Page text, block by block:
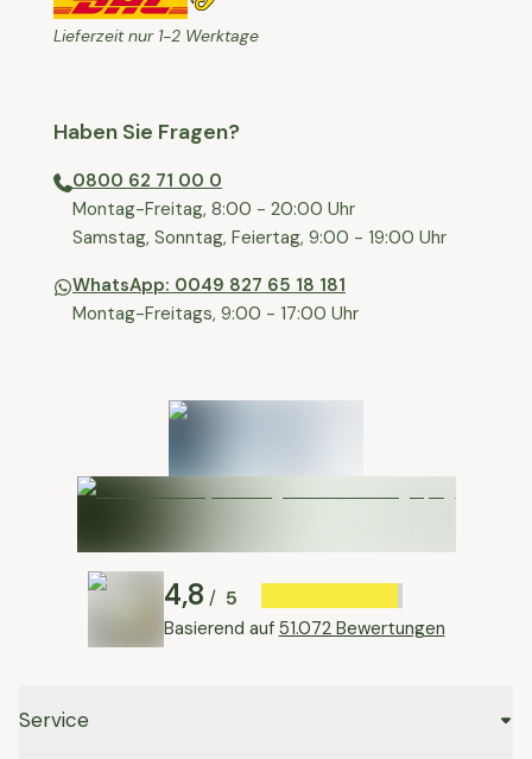
Lieferzeit nur 1-2 Werktage
Haben Sie Fragen?
0800 62 71 00 0
⁠⁠Montag-Freitag, 8:00 - 20:00 Uhr
⁠Samstag, Sonntag, Feiertag, 9:00 - 19:00 Uhr
WhatsApp: 0049 827 65 18 181
Montag-Freitags, 9:00 - 17:00 Uhr
4,8 / 5
Basierend auf 51.072 Bewertungen
Service